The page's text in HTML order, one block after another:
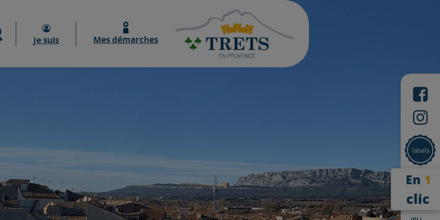
Moteur de recherche
Je suis Mes démarches
En 1
clic